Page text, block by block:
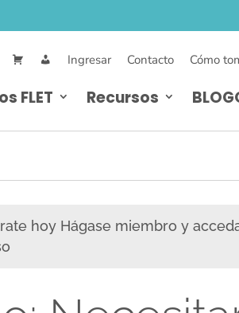
Ingresar Contacto Cómo
FLET Recursos
hoy Hágase miembro y